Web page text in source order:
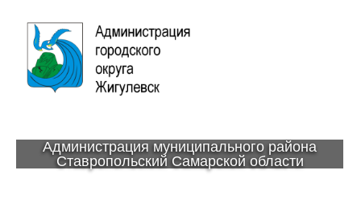
Администрация муниципального района
Ставропольский Самарской области